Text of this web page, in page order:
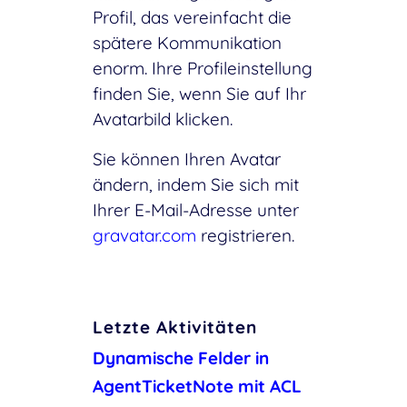
Profil, das vereinfacht die
spätere Kommunikation
enorm. Ihre Profileinstellung
finden Sie, wenn Sie auf Ihr
Avatarbild klicken.
Sie können Ihren Avatar
ändern, indem Sie sich mit
Ihrer E-Mail-Adresse unter
gravatar.com registrieren.
Letzte Aktivitäten
Dynamische Felder in
AgentTicketNote mit ACL